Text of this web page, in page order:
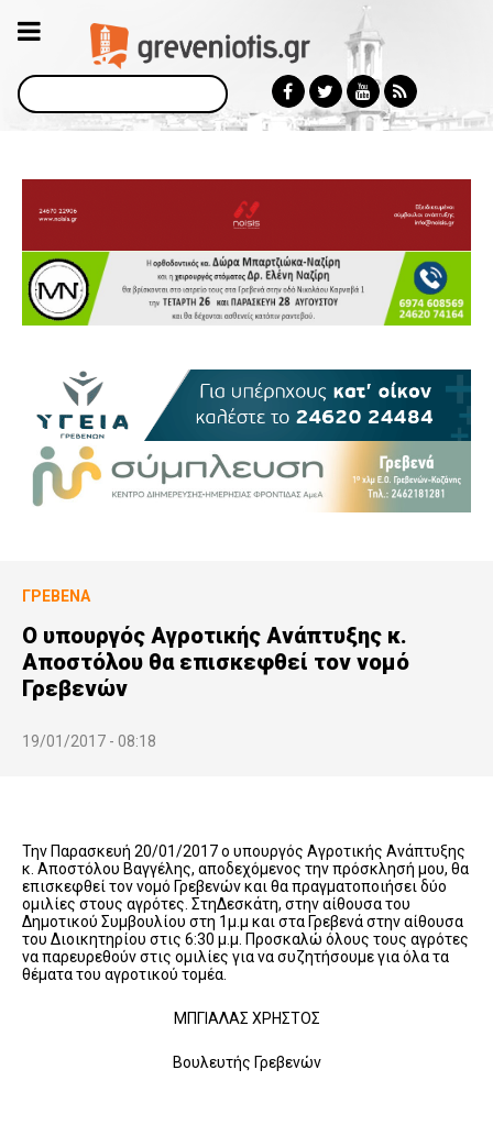
Αναζήτηση
ΓΡΕΒΕΝΆ
Ο υπουργός Αγροτικής Ανάπτυξης κ.
Αποστόλου θα επισκεφθεί τον νομό
Γρεβενών
19/01/2017 - 08:18
Την Παρασκευή 20/01/2017 ο υπουργός Αγροτικής Ανάπτυξης
κ. Αποστόλου Βαγγέλης, αποδεχόμενος την πρόσκλησή μου, θα
επισκεφθεί τον νομό Γρεβενών και θα πραγματοποιήσει δύο
ομιλίες στους αγρότες. ΣτηΔεσκάτη, στην αίθουσα του
Δημοτικού Συμβουλίου στη 1μ.μ και στα Γρεβενά στην αίθουσα
του Διοικητηρίου στις 6:30 μ.μ. Προσκαλώ όλους τους αγρότες
να παρευρεθούν στις ομιλίες για να συζητήσουμε για όλα τα
θέματα του αγροτικού τομέα.
ΜΠΓΙΑΛΑΣ ΧΡΗΣΤΟΣ
Βουλευτής Γρεβενών